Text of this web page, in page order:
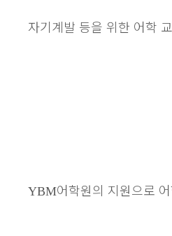
자기계발 등을 위한 어학
YBM어학원의 지원으로